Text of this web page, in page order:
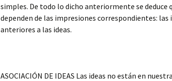
simples. De todo lo dicho anteriormente se deduce
dependen de las impresiones correspondientes: las
anteriores a las ideas.
ASOCIACIÓN DE IDEAS Las ideas no están en